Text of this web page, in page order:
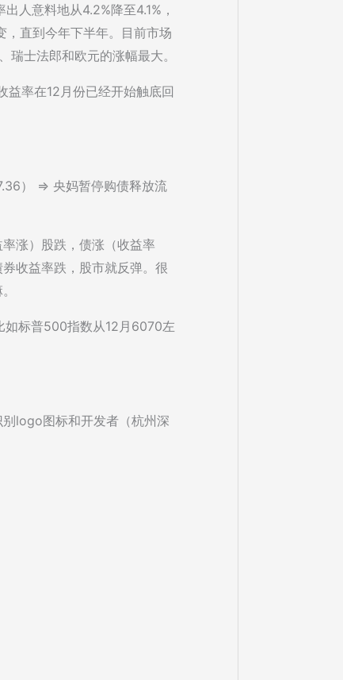
人意料地从4.2%降至4.1%，
直到今年下半年。目前市场
士法郎和欧元的涨幅最大。
益率在12月份已经开始触底回
） => 央妈暂停购债释放流
涨）股跌，债涨（收益率
收益率跌，股市就反弹。很
如标普500指数从12月6070左
logo图标和开发者（杭州深